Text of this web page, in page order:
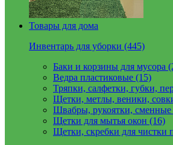
Товары для дома
Инвентарь для уборки (445)
Баки и корзины для мусора
Ведра пластиковые (15)
Тряпки, салфетки, губки,
Щетки, метлы, веники,
Швабры, рукоятки, сменные
Щетки для мытья окон (16)
Щетки, скребки для чистки